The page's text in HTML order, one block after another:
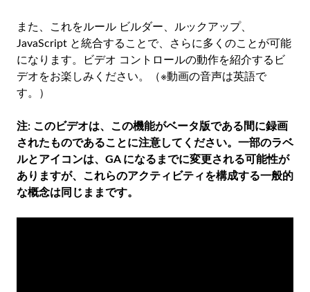
また、これをルール ビルダー、ルックアップ、
JavaScript と統合することで、さらに多くのことが可能
になります。ビデオ コントロールの動作を紹介するビ
デオをお楽しみください。（※動画の音声は英語で
す。）
注: このビデオは、この機能がベータ版である間に録画
されたものであることに注意してください。一部のラベ
ルとアイコンは、GA になるまでに変更される可能性が
ありますが、これらのアクティビティを構成する一般的
な概念は同じままです。